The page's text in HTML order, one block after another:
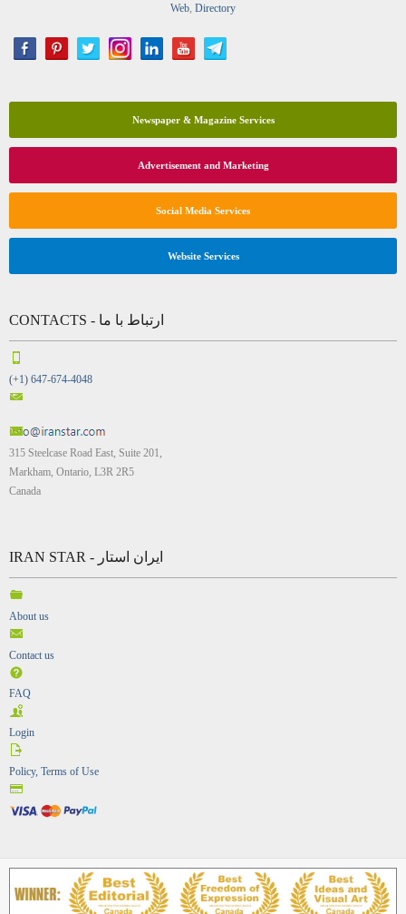
Web, Directory
Newspaper & Magazine Services
Advertisement and Marketing
Social Media Services
Website Services
CONTACTS - ارتباط با ما
(+1) 647-674-4048
315 Steelcase Road East, Suite 201,
Markham, Ontario, L3R 2R5
Canada
IRAN STAR - ایران استار
About us
Contact us
FAQ
Login
Policy, Terms of Use